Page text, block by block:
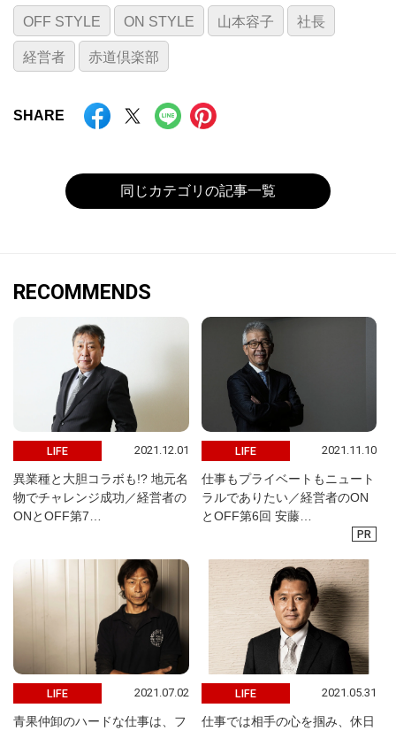
OFF STYLE ON STYLE 山本容子 社長
経営者 赤道倶楽部
SHARE
同じカテゴリの記事一覧
RECOMMENDS
LIFE 2021.12.01
異業種と大胆コラボも!? 地元名
物でチャレンジ成功／経営者の
ONとOFF第7…
LIFE 2021.11.10
仕事もプライベートもニュート
ラルでありたい／経営者のON
とOFF第6回 安藤…
PR
LIFE 2021.07.02
青果仲卸のハードな仕事は、フ
LIFE 2021.05.31
仕事では相手の心を掴み、休日